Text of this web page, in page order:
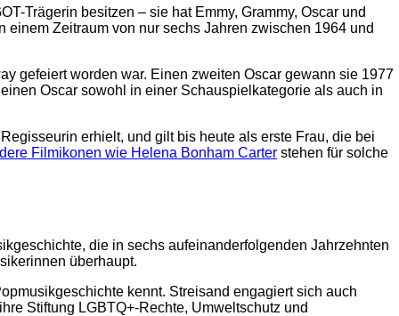
Trägerin besitzen – sie hat Emmy, Grammy, Oscar und
Zeitraum von nur sechs Jahren zwischen 1964 und
gefeiert worden war. Einen zweiten Oscar gewann sie 1977
Oscar sowohl in einer Schauspielkategorie als auch in
erhielt, und gilt bis heute als erste Frau, die bei
Filmikonen wie Helena Bonham Carter stehen für solche
die in sechs aufeinanderfolgenden Jahrzehnten
überhaupt.
kennt. Streisand engagiert sich auch
Stiftung LGBTQ+-Rechte, Umweltschutz und